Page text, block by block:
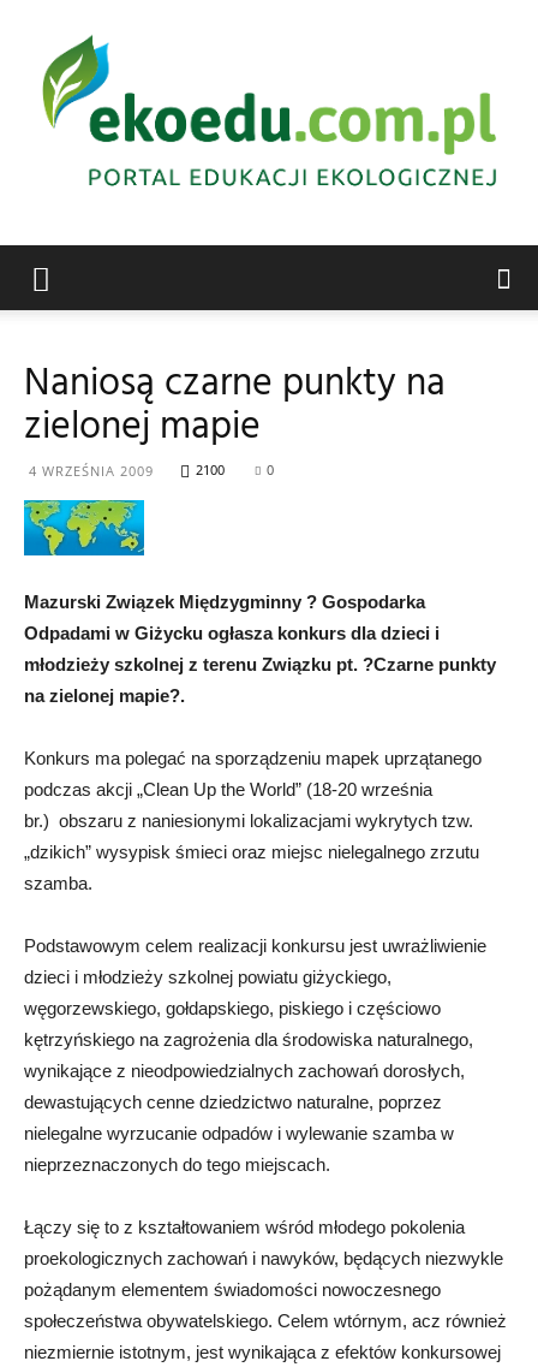
ekologiczna
Naniosą czarne punkty na
zielonej mapie
4 WRZEŚNIA 2009 2100 0
Mazurski Związek Międzygminny ? Gospodarka
Odpadami w Giżycku ogłasza konkurs dla dzieci i
młodzieży szkolnej z terenu Związku pt. ?Czarne punkty
na zielonej mapie?.
Konkurs ma polegać na sporządzeniu mapek uprzątanego
podczas akcji „Clean Up the World” (18-20 września
br.) obszaru z naniesionymi lokalizacjami wykrytych tzw.
„dzikich” wysypisk śmieci oraz miejsc nielegalnego zrzutu
szamba.
Podstawowym celem realizacji konkursu jest uwrażliwienie
dzieci i młodzieży szkolnej powiatu giżyckiego,
węgorzewskiego, gołdapskiego, piskiego i częściowo
kętrzyńskiego na zagrożenia dla środowiska naturalnego,
wynikające z nieodpowiedzialnych zachowań dorosłych,
dewastujących cenne dziedzictwo naturalne, poprzez
nielegalne wyrzucanie odpadów i wylewanie szamba w
nieprzeznaczonych do tego miejscach.
Łączy się to z kształtowaniem wśród młodego pokolenia
proekologicznych zachowań i nawyków, będących niezwykle
pożądanym elementem świadomości nowoczesnego
społeczeństwa obywatelskiego. Celem wtórnym, acz również
niezmiernie istotnym, jest wynikająca z efektów konkursowej